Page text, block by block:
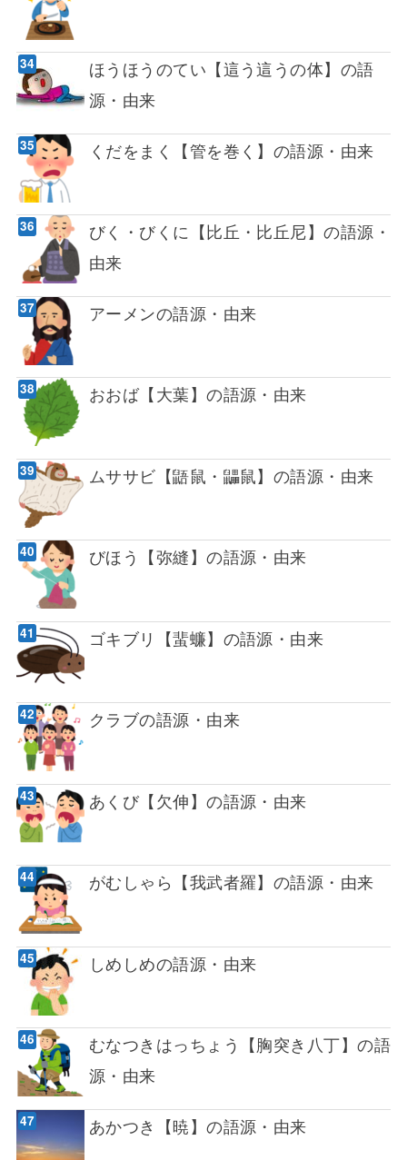
ほうほうのてい【這う這うの体】の語
源・由来
くだをまく【管を巻く】の語源・由来
びく・びくに【比丘・比丘尼】の語源・
由来
アーメンの語源・由来
おおば【大葉】の語源・由来
ムササビ【鼯鼠・鼺鼠】の語源・由来
びほう【弥縫】の語源・由来
ゴキブリ【蜚蠊】の語源・由来
クラブの語源・由来
あくび【欠伸】の語源・由来
がむしゃら【我武者羅】の語源・由来
しめしめの語源・由来
むなつきはっちょう【胸突き八丁】の語
源・由来
あかつき【暁】の語源・由来